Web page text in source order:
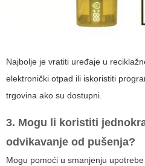
Najbolje je vratiti uređaje u
elektronički otpad ili iskoristiti
trgovina ako su dostupni.
3. Mogu li koristiti
odvikavanje od pušenja?
Mogu pomoći u smanjenju